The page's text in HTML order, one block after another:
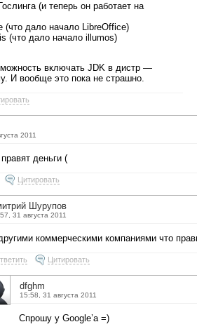
(и теперь он работает на
(что дало начало LibreOffice)
(что дало начало illumos)
включать JDK в дистр —
И вообще это пока не страшно.
2011
деньги (
Цитировать
Шурупов
31 августа 2011
коммерческими компаниями что
Цитировать
dfghm
15:58, 31 августа 2011
Спрошу у Google’а =)